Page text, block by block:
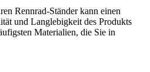
Rennrad-Ständer kann einen
und Langlebigkeit des Produkts
Materialien, die Sie in